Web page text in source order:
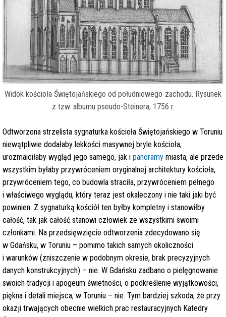
Widok kościoła Świętojańskiego od południowego-zachodu. Rysunek
z tzw. albumu pseudo-Steinera, 1756 r.
Odtworzona strzelista sygnaturka kościoła Świętojańskiego w Toruniu
niewątpliwie dodałaby lekkości masywnej bryle kościoła,
urozmaiciłaby wygląd jego samego, jak i panoramy miasta, ale przede
wszystkim byłaby przywróceniem oryginalnej architektury kościoła,
przywróceniem tego, co budowla straciła, przywróceniem pełnego
i właściwego wyglądu, który teraz jest okaleczony i nie taki jaki być
powinien. Z sygnaturką kościół ten byłby kompletny i stanowiłby
całość, tak jak całość stanowi człowiek ze wszystkimi swoimi
członkami. Na przedsięwzięcie odtworzenia zdecydowano się
w Gdańsku, w Toruniu – pomimo takich samych okoliczności
i warunków (zniszczenie w podobnym okresie, brak precyzyjnych
danych konstrukcyjnych) – nie. W Gdańsku zadbano o pielęgnowanie
swoich tradycji i apogeum świetności, o podkreślenie wyjątkowości,
piękna i detali miejsca, w Toruniu – nie. Tym bardziej szkoda, że przy
okazji trwających obecnie wielkich prac restauracyjnych Katedry